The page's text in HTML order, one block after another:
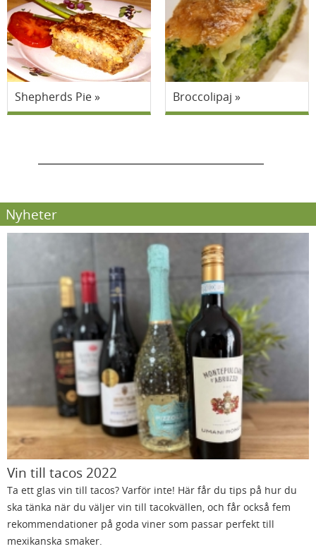
Shepherds Pie Broccolipaj
Nyheter
Vin till tacos 2022
Ta ett glas vin till tacos? Varför inte! Här får du tips på hur du
ska tänka när du väljer vin till tacokvällen, och får också fem
rekommendationer på goda viner som passar perfekt till
mexikanska smaker.